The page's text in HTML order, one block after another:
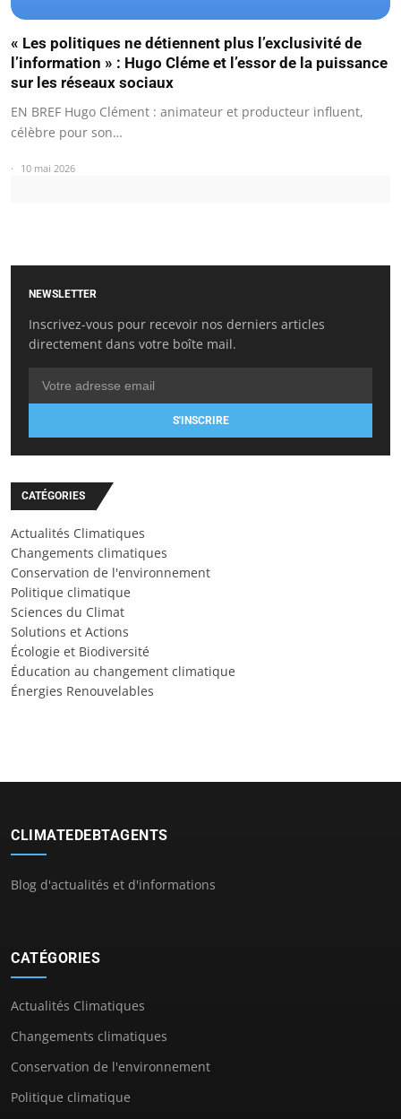
« Les politiques ne détiennent plus l’exclusivité de
l’information » : Hugo Cléme et l’essor de la puissance
sur les réseaux sociaux
EN BREF Hugo Clément : animateur et producteur influent,
célèbre pour son…
10 mai 2026
NEWSLETTER
Inscrivez-vous pour recevoir nos derniers articles
directement dans votre boîte mail.
S'INSCRIRE
CATÉGORIES
Actualités Climatiques
Changements climatiques
Conservation de l'environnement
Politique climatique
Sciences du Climat
Solutions et Actions
Écologie et Biodiversité
Éducation au changement climatique
Énergies Renouvelables
CLIMATEDEBTAGENTS
Blog d'actualités et d'informations
CATÉGORIES
Actualités Climatiques
Changements climatiques
Conservation de l'environnement
Politique climatique